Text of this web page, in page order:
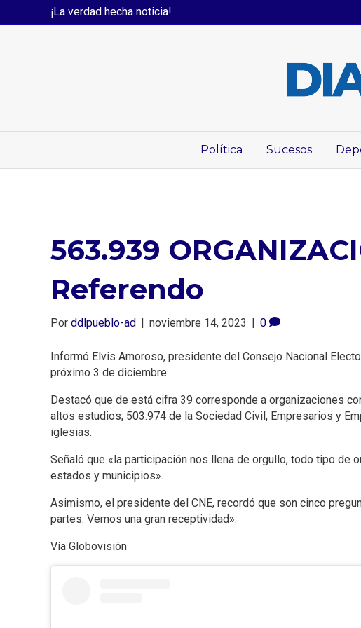
¡La verdad hecha noticia!
Política Sucesos
563.939
Referendo
Por ddlpueblo-ad | noviembre 14, 2023 | 0
Informó Elvis Amoroso, presidente del Consejo Nacional
próximo 3 de diciembre.
Destacó que de está cifra 39 corresponde a organizaciones
altos estudios; 503.974 de la Sociedad Civil, Empresarios y
iglesias.
Señaló que «la participación nos llena de orgullo, todo tipo de
estados y municipios».
Asimismo, el presidente del CNE, recordó que son cinco
partes. Vemos una gran receptividad».
Vía Globovisión